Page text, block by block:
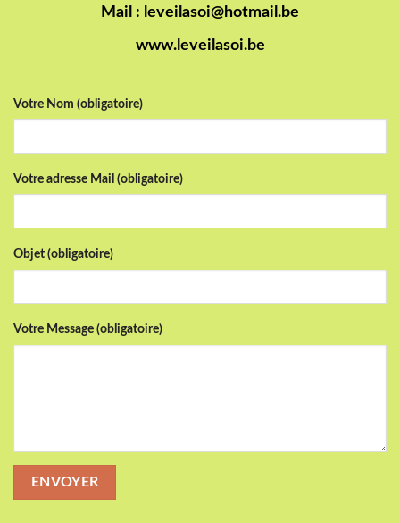
Mail : leveilasoi@hotmail.be
www.leveilasoi.be
Votre Nom (obligatoire)
Votre adresse Mail (obligatoire)
Objet (obligatoire)
Votre Message (obligatoire)